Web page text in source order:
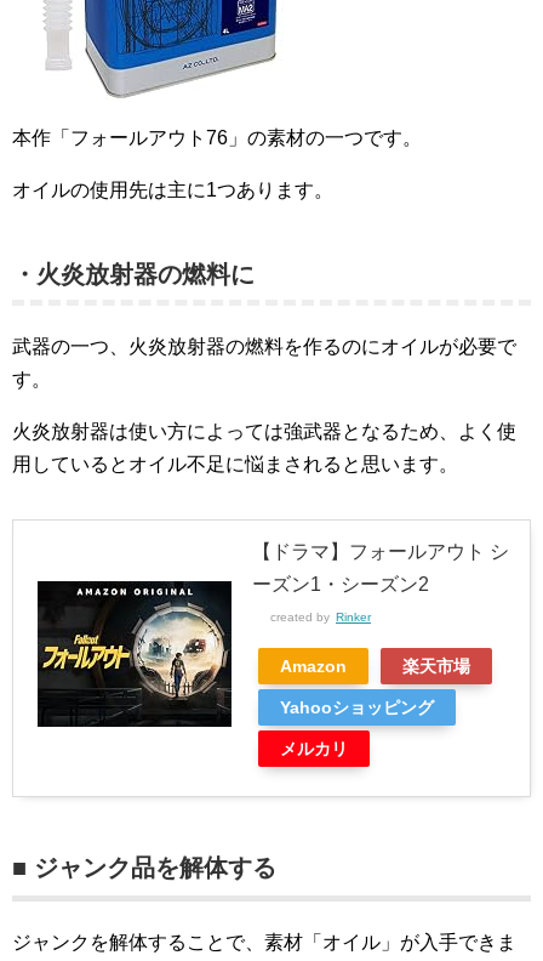
本作「フォールアウト76」の素材の一つです。
オイルの使用先は主に1つあります。
・火炎放射器の燃料に
武器の一つ、火炎放射器の燃料を作るのにオイルが必要で
す。
火炎放射器は使い方によっては強武器となるため、よく使
用しているとオイル不足に悩まされると思います。
【ドラマ】フォールアウト シ
ーズン1・シーズン2
created by Rinker
Amazon 楽天市場
Yahooショッピング
メルカリ
■ ジャンク品を解体する
ジャンクを解体することで、素材「オイル」が入手できま